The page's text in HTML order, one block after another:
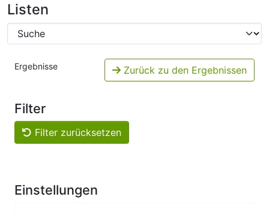
Listen
Ergebnisse Zurück zu den Ergebnissen
Filter
Filter zurücksetzen
Einstellungen